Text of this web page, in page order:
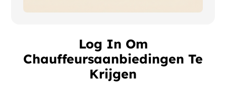
Log In Om
Chauffeursaanbiedingen Te
Krijgen